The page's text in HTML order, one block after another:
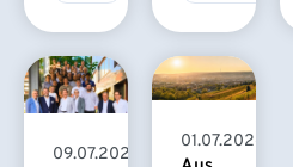
09.07.2026
01.07.2026